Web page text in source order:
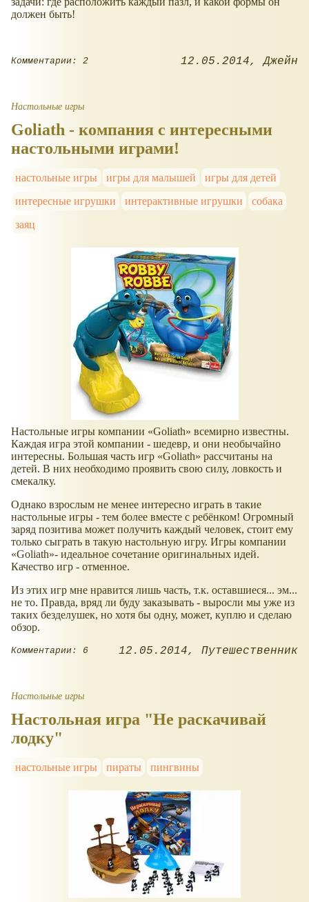
должен быть!
Комментарии: 2 12.05.2014 Джейн
Настольные игры
Goliath - компания с интересными
настольными играми!
настольные игры игры для малышей
игры для детей
интересные игрушки
интерактивные игрушки
собака
заяц
Настольные игры компании Goliath
всемирно известны.
Каждая игра этой компании - шедевр, и они необычайно
интересны. Большая часть игр
Goliath
рассчитаны на
детей. В них необходимо проявить свою силу, ловкость и
смекалку.
Однако взрослым не менее интересно играть в такие
настольные игры - тем более вместе с ребёнком! Огромный
заряд позитива может получить каждый человек, стоит ему
только сыграть в такую настольную игру. Игры компании
Goliath - идеальное сочетание оригинальных идей.
Качество игр - отменное.
Из этих игр мне нравится лишь часть, т.к. оставшиеся... эм...
не то. Правда, вряд ли буду заказывать - выросли мы уже из
таких безделушек, но хотя бы одну, может, куплю и сделаю
обзор.
Комментарии: 6 12.05.2014 Путешественник
Настольные игры
Настольная игра "Не раскачивай
лодку"
настольные игры пираты пингвины